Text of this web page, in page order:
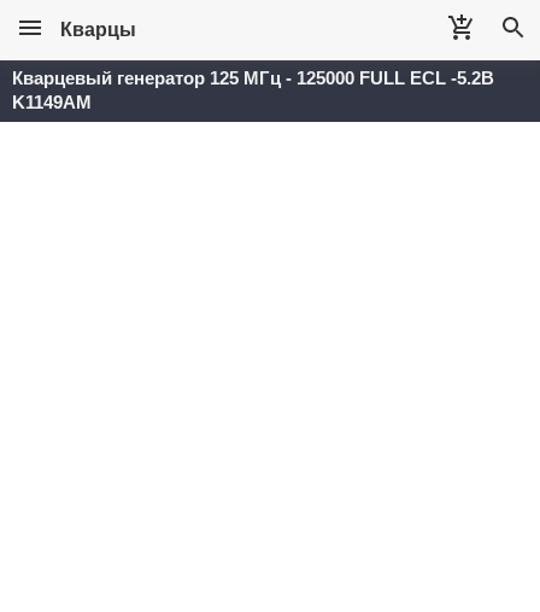
Кварцы
Кварцевый генератор 125 МГц - 125000 FULL ECL -5.2В
K1149AM